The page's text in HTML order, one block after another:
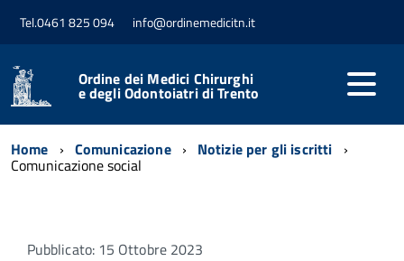
Tel.0461 825 094 info@ordinemedicitn.it
Ordine dei Medici Chirurghi
e degli Odontoiatri di Trento
Home Comunicazione Notizie per gli iscritti
Comunicazione social
Pubblicato: 15 Ottobre 2023